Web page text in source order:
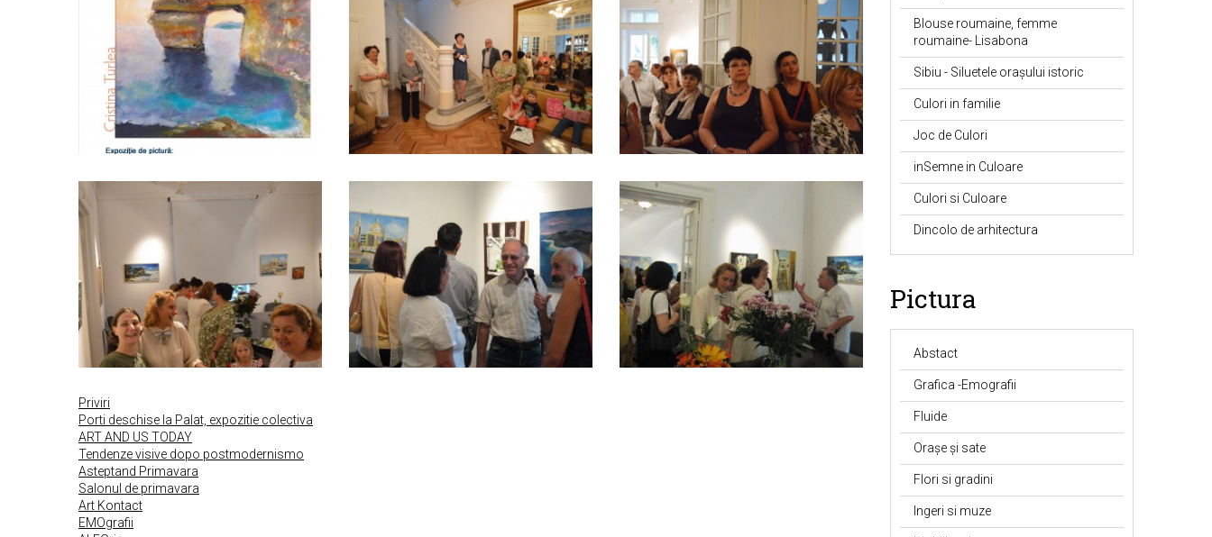
Priviri
Porti deschise la Palat, expozitie colectiva
ART AND US TODAY
Tendenze visive dopo postmodernismo
Asteptand Primavara
Salonul de primavara
Art Kontact
EMOgrafii
Blouse roumaine, femme
roumaine- Lisabona
Sibiu - Siluetele orașului istoric
Culori in familie
Joc de Culori
inSemne in Culoare
Culori si Culoare
Dincolo de arhitectura
Pictura
Abstact
Grafica -Emografii
Fluide
Orașe și sate
Flori si gradini
Ingeri si muze